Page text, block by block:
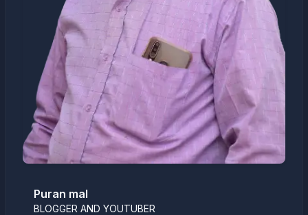
Puran mal
BLOGGER AND YOUTUBER